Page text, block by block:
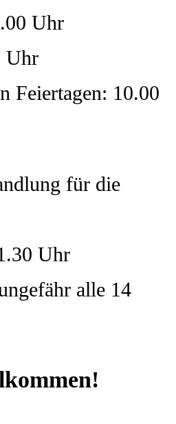
Uhr
Uhr
Feiertagen: 10.00
für die
Uhr
alle 14